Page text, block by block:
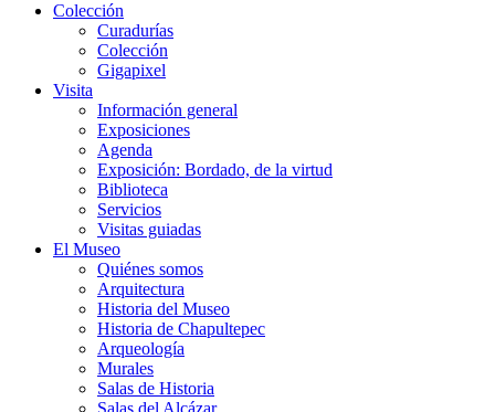
Colección
Curadurías
Colección
Gigapixel
Visita
Información general
Exposiciones
Agenda
Exposición: Bordado, de la virtud
Biblioteca
Servicios
Visitas guiadas
El Museo
Quiénes somos
Arquitectura
Historia del Museo
Historia de Chapultepec
Arqueología
Murales
Salas de Historia
Salas del Alcázar